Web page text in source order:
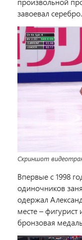
завоевал серебро.
Скриншот
Впервые с 1998
одиночников
одержал
месте –
бронзовая